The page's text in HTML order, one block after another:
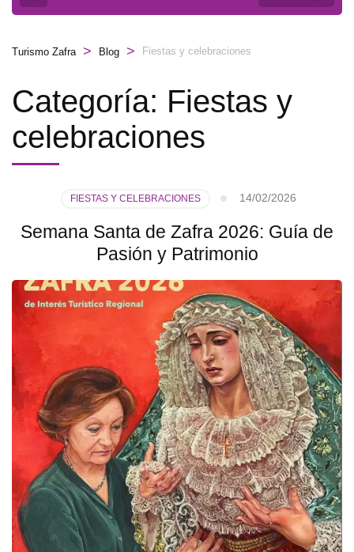
Turismo Zafra > Blog > Fiestas y celebraciones
Categoría: Fiestas y
celebraciones
FIESTAS Y CELEBRACIONES 14/02/2026
Semana Santa de Zafra 2026: Guía de
Pasión y Patrimonio